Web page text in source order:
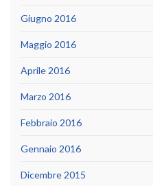
Giugno 2016
Maggio 2016
Aprile 2016
Marzo 2016
Febbraio 2016
Gennaio 2016
Dicembre 2015